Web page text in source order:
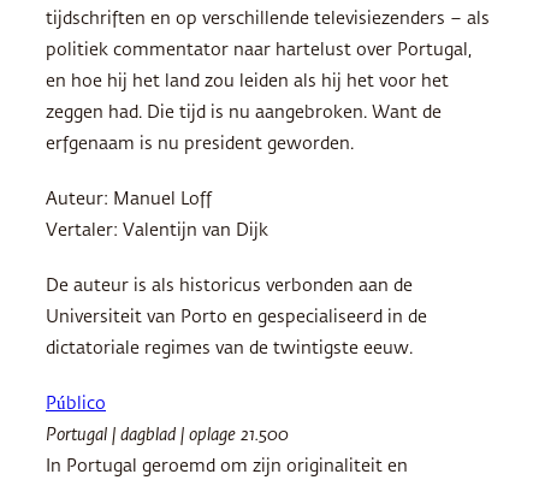
tijdschriften en op verschillende televisiezenders – als
politiek commentator naar hartelust over Portugal,
en hoe hij het land zou leiden als hij het voor het
zeggen had. Die tijd is nu aangebroken. Want de
erfgenaam is nu president geworden.
Auteur: Manuel Loff
Vertaler: Valentijn van Dijk
De auteur is als historicus verbonden aan de
Universiteit van Porto en gespecialiseerd in de
dictatoriale regimes van de twintigste eeuw.
Público
Portugal | dagblad | oplage 21.500
In Portugal geroemd om zijn originaliteit en